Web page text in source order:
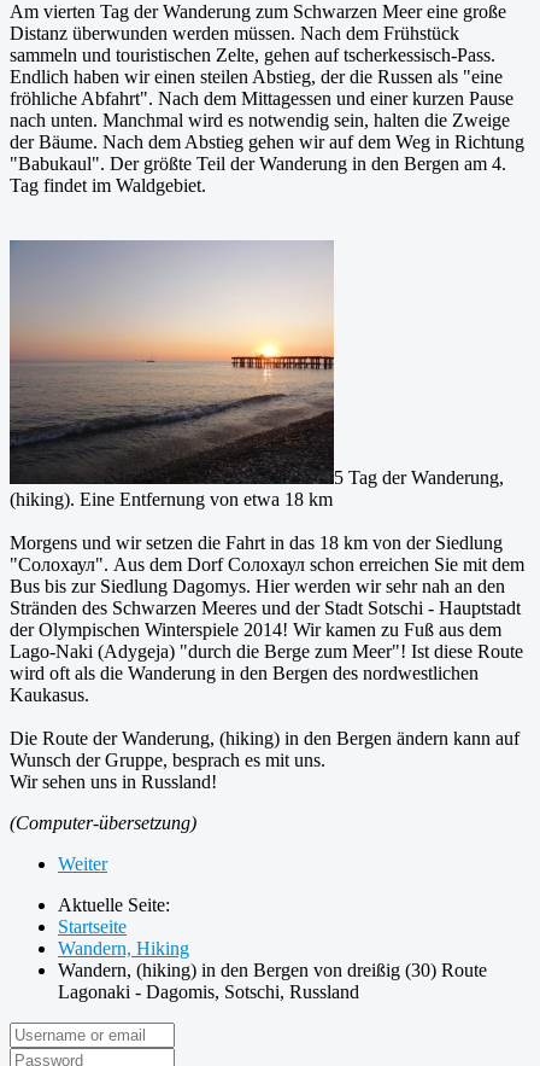
Am vierten Tag der Wanderung zum Schwarzen Meer eine große
Distanz überwunden werden müssen. Nach dem Frühstück
sammeln und touristischen Zelte, gehen auf tscherkessisch-Pass.
Endlich haben wir einen steilen Abstieg, der die Russen als "eine
fröhliche Abfahrt". Nach dem Mittagessen und einer kurzen Pause
nach unten. Manchmal wird es notwendig sein, halten die Zweige
der Bäume. Nach dem Abstieg gehen wir auf dem Weg in Richtung
"Babukaul". Der größte Teil der Wanderung in den Bergen am 4.
Tag findet im Waldgebiet.
5 Tag der Wanderung,
(hiking). Eine Entfernung von etwa 18 km
Morgens und wir setzen die Fahrt in das 18 km von der Siedlung
"Солохаул". Aus dem Dorf Солохаул schon erreichen Sie mit dem
Bus bis zur Siedlung Dagomys. Hier werden wir sehr nah an den
Stränden des Schwarzen Meeres und der Stadt Sotschi - Hauptstadt
der Olympischen Winterspiele 2014! Wir kamen zu Fuß aus dem
Lago-Naki (Adygeja) "durch die Berge zum Meer"! Ist diese Route
wird oft als die Wanderung in den Bergen des nordwestlichen
Kaukasus.
Die Route der Wanderung, (hiking) in den Bergen ändern kann auf
Wunsch der Gruppe, besprach es mit uns.
Wir sehen uns in Russland!
(Computer-übersetzung)
Weiter
Aktuelle Seite:
Startseite
Wandern, Hiking
Wandern, (hiking) in den Bergen von dreißig (30) Route
Lagonaki - Dagomis, Sotschi, Russland